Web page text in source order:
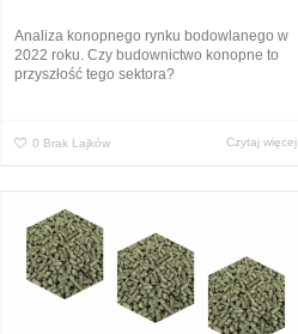
Analiza konopnego rynku bodowlanego w
2022 roku. Czy budownictwo konopne to
przyszłość tego sektora?
0 Brak Lajków Czytaj więcej